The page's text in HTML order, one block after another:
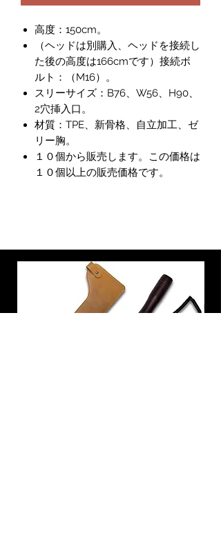
高度：150cm。
（ヘッドは別購入、ヘッドを接続し
た後の高度は166cmです）接続ボ
ルト：（M16）。
スリーサイズ：B76、W56、H90、
2穴挿入口。
材質：TPE、新骨格、自立加工、ゼ
リー胸。
１０個から販売します。この価格は
１０個以上の販売価格です。